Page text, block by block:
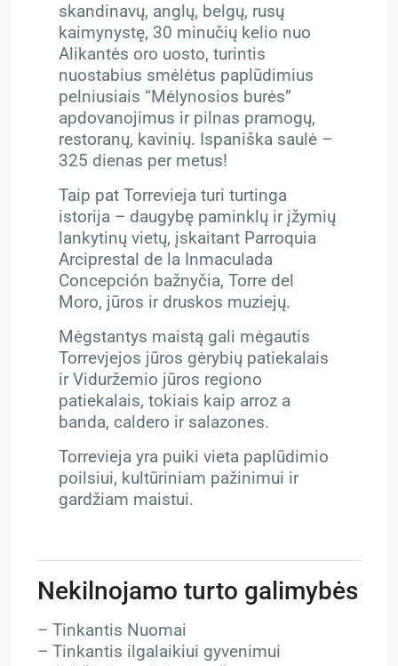
skandinavų, anglų, belgų, rusų
kaimynystę, 30 minučių kelio nuo
Alikantės oro uosto, turintis
nuostabius smėlėtus paplūdimius
pelniusiais “Mėlynosios burės”
apdovanojimus ir pilnas pramogų,
restoranų, kavinių. Ispaniška saulė –
325 dienas per metus!
Taip pat Torrevieja turi turtinga
istorija – daugybę paminklų ir įžymių
lankytinų vietų, įskaitant Parroquia
Arciprestal de la Inmaculada
Concepción bažnyčia, Torre del
Moro, jūros ir druskos muziejų.
Mėgstantys maistą gali mėgautis
Torrevjejos jūros gėrybių patiekalais
ir Viduržemio jūros regiono
patiekalais, tokiais kaip arroz a
banda, caldero ir salazones.
Torrevieja yra puiki vieta paplūdimio
poilsiui, kultūriniam pažinimui ir
gardžiam maistui.
Nekilnojamo turto galimybės
– Tinkantis Nuomai
– Tinkantis ilgalaikiui gyvenimui